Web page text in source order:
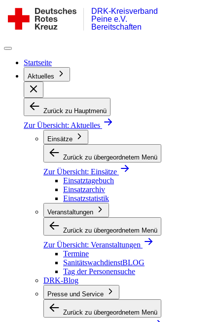
Inhalt
springen
Bereitschaft
Peine
Bereitschaften
Peine e.V.
DRK-Kreisverband
Startseite
Aktuelles
Zurück zu Hauptmenü
Zur Übersicht: Aktuelles
Einsätze
Zurück zu übergeordnetem Menü
Zur Übersicht: Einsätze
Einsatztagebuch
Einsatzarchiv
Einsatzstatistik
Veranstaltungen
Zurück zu übergeordnetem Menü
Zur Übersicht: Veranstaltungen
Termine
SanitätswachdienstBLOG
Tag der Personensuche
DRK-Blog
Presse und Service
Zurück zu übergeordnetem Menü